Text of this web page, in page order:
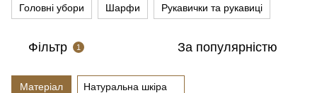
Головні убори Шарфи Рукавички та рукавиці
Фільтр 1 За популярністю
Матеріал Натуральна шкіра